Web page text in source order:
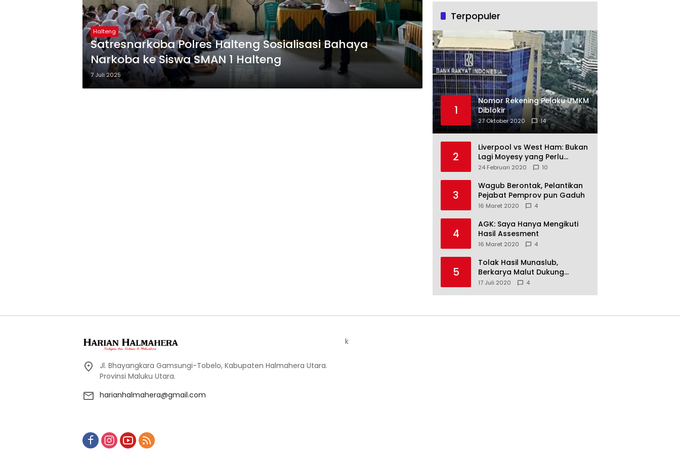
Halteng
Satresnarkoba Polres Halteng Sosialisasi Bahaya
Narkoba ke Siswa SMAN 1 Halteng
7 Juli 2025
Terpopuler
1
Nomor Rekening Pelaku UMKM
Diblokir
27 Oktober 2020 14
2
Liverpool vs West Ham: Bukan
Lagi Moyesy yang Perlu
Ditakuti
24 Februari 2020 10
3
Wagub Berontak, Pelantikan
Pejabat Pemprov pun Gaduh
16 Maret 2020 4
4
AGK: Saya Hanya Mengikuti
Hasil Assesment
16 Maret 2020 4
5
Tolak Hasil Munaslub,
Berkarya Malut Dukung
Tommy Soeharto
17 Juli 2020 4
Jl. Bhayangkara Gamsungi-Tobelo, Kabupaten Halmahera Utara.
Provinsi Maluku Utara.
harianhalmahera@gmail.com
k